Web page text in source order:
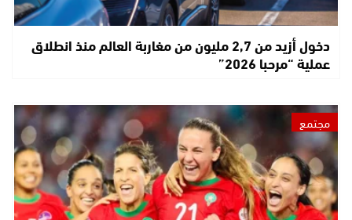
دخول أزيد من 2,7 مليون من مغاربة العالم منذ انطلاق
عملية “مرحبا 2026”
مجتمع